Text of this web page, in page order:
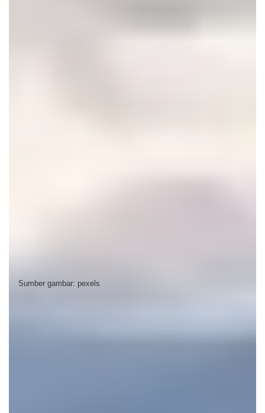
Sumber gambar: pexels